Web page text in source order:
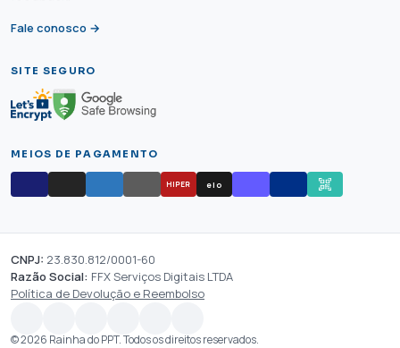
Fale conosco →
SITE SEGURO
MEIOS DE PAGAMENTO
HIPER elo
CNPJ: 23.830.812/0001-60
Razão Social: FFX Serviços Digitais LTDA
Política de Devolução e Reembolso
© 2026 Rainha do PPT. Todos os direitos reservados.